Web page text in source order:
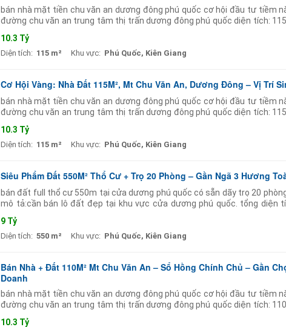
bán nhà mặt tiền chu văn an dương đông phú quốc cơ hội đầu tư tiềm
đường chu văn an trung tâm thị trấn dương đông phú quốc diện tích:
10.3 Tỷ
Diện tích: 115 m² Khu vực: Phú Quốc, Kiên Giang
Cơ Hội Vàng: Nhà Đất 115M², Mt Chu Văn An, Dương Đông – Vị Trí
bán nhà mặt tiền chu văn an dương đông phú quốc cơ hội đầu tư tiềm
đường chu văn an trung tâm thị trấn dương đông phú quốc diện tích:
10.3 Tỷ
Diện tích: 115 m² Khu vực: Phú Quốc, Kiên Giang
Siêu Phẩm Đất 550M² Thổ Cư + Trọ 20 Phòng – Gần Ngã 3 Hương
bán đất full thổ cư 550m tại cửa dương phú quốc có sẵn dãy trọ 20
mô tả:cần bán lô đất đẹp tại khu vực cửa dương phú quốc. tổng diện
9 Tỷ
Diện tích: 550 m² Khu vực: Phú Quốc, Kiên Giang
Bán Nhà + Đất 110M² Mt Chu Văn An – Sổ Hồng Chính Chủ – Gần
Doanh
bán nhà mặt tiền chu văn an dương đông phú quốc cơ hội đầu tư tiềm
đường chu văn an trung tâm thị trấn dương đông phú quốc diện tích:
10.3 Tỷ